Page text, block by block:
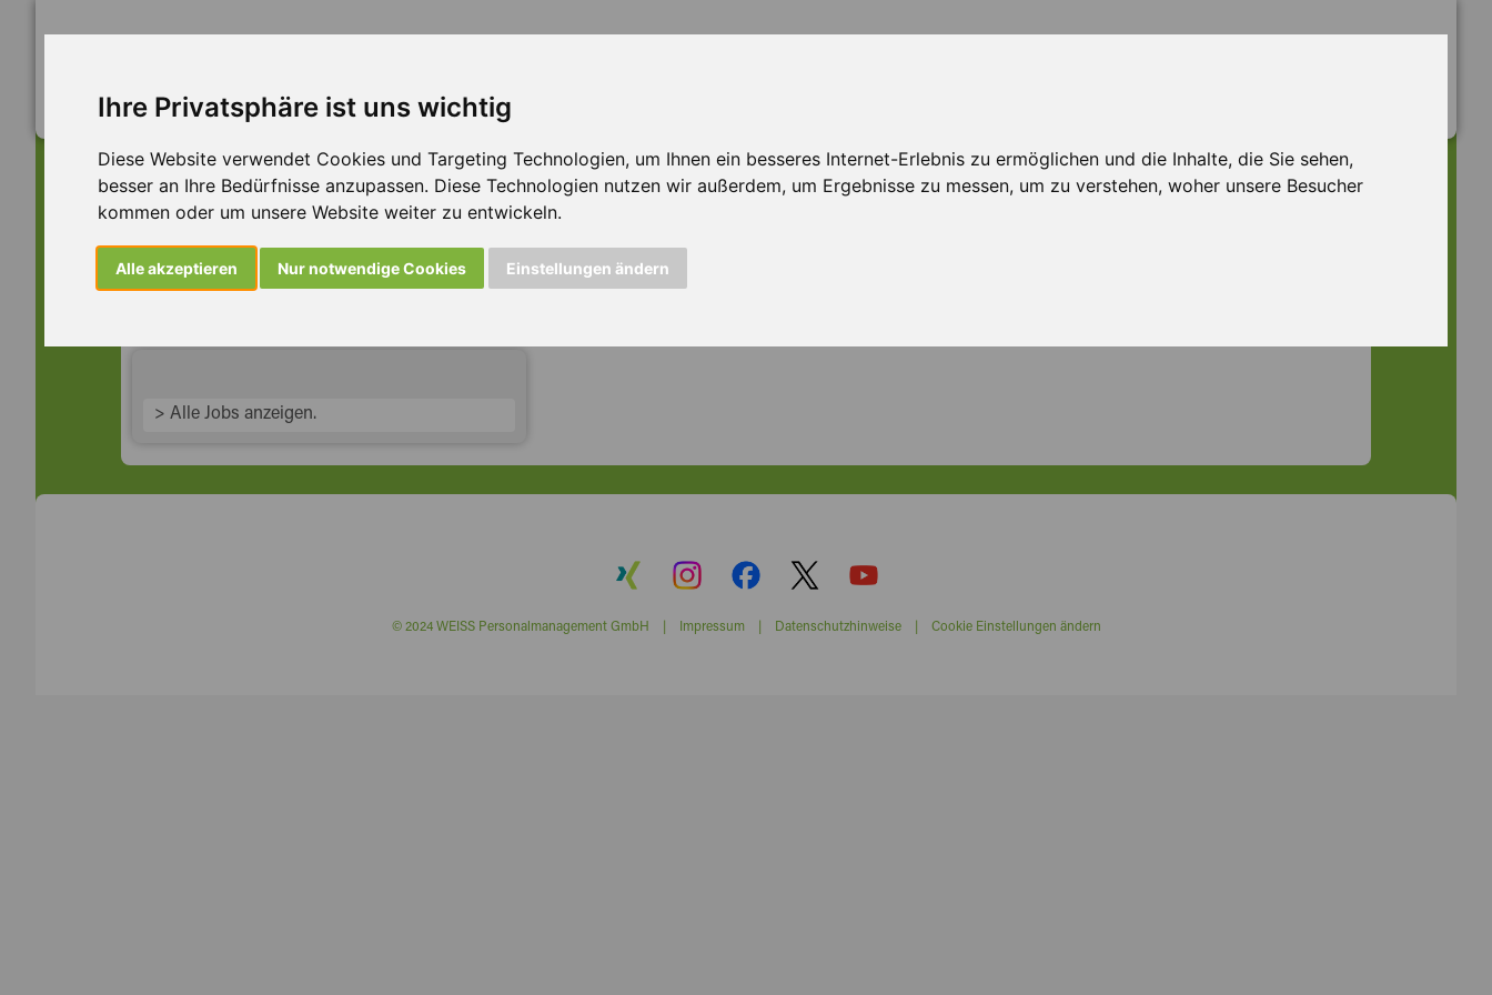
Ihre Privatsphäre ist uns wichtig
Diese Website verwendet Cookies und Targeting Technologien, um Ihnen ein besseres Internet-Erlebnis zu ermöglichen und die Inhalte, die Sie sehen,
besser an Ihre Bedürfnisse anzupassen. Diese Technologien nutzen wir außerdem, um Ergebnisse zu messen, um zu verstehen, woher unsere Besucher
kommen oder um unsere Website weiter zu entwickeln.
Alle akzeptieren Nur notwendige Cookies Einstellungen ändern
Dieser Job ist leider nicht mehr verfügbar ...
... aber vielleicht ist hier etwas dabei:
> Alle Jobs anzeigen.
© 2024 WEISS Personalmanagement GmbH | Impressum| Datenschutzhinweise| Cookie Einstellungen ändern